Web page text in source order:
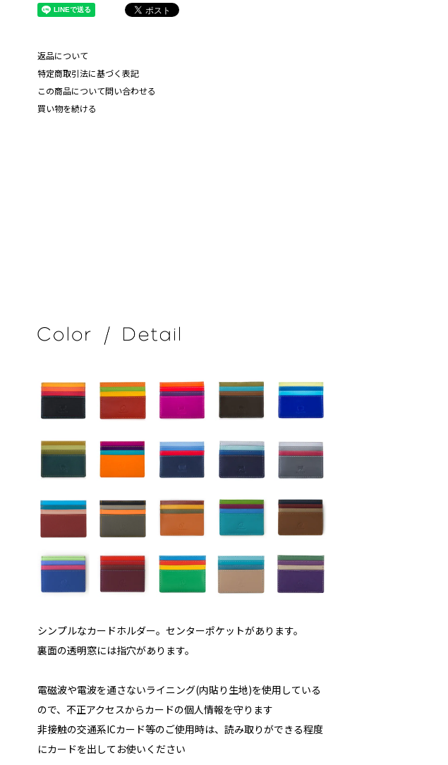
返品について
特定商取引法に基づく表記
この商品について問い合わせる
買い物を続ける
シンプルなカードホルダー。センターポケットがあります。
裏面の透明窓には指穴があります。
電磁波や電波を通さないライニング(内貼り生地)を使用している
ので、不正アクセスからカードの個人情報を守ります
非接触の交通系ICカード等のご使用時は、読み取りができる程度
にカードを出してお使いください